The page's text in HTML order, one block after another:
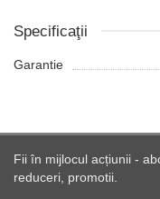
Specificaţii
Garantie
Fii în mijlocul acțiunii -
reduceri, promotii.